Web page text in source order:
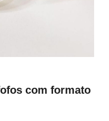
com formato